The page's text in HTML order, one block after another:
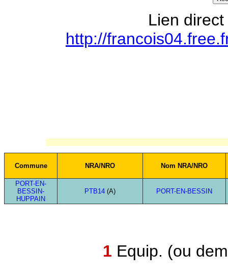
Lien
http://
Commune NRA/NRO Nom NRA/NRO
PORT-EN-
BESSIN-
HUPPAIN
PTB14 (A) PORT-EN-BESSIN
1 Equip. (ou